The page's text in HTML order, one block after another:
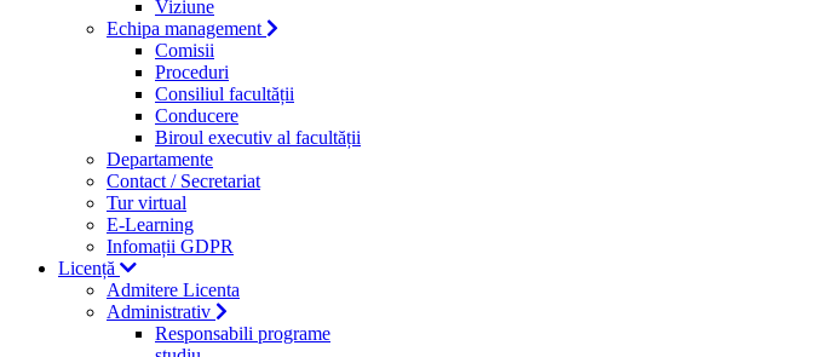
Viziune
Echipa management
Comisii
Proceduri
Consiliul facultății
Conducere
Biroul executiv al facultății
Departamente
Contact / Secretariat
Tur virtual
E-Learning
Infomații GDPR
Licență
Admitere Licenta
Administrativ
Responsabili programe